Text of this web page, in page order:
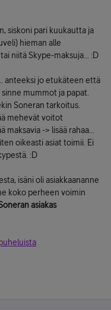
siskoni pari kuukautta ja
hieman alle
niitä Skype-maksuja... :D
anteeksi jo etukäteen että
mummot ja papat.
Soneran tarkoitus.
mehevät voitot
-> lisää rahaa...
oikeasti asiat toimii. Ei
:D
isäni oli asiakkaananne
koko perheen voimin
asiakas